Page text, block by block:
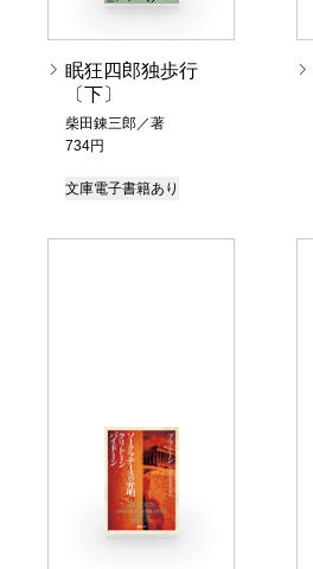
眠狂四郎独歩行
〔下〕
柴田錬三郎／著
734円
文庫電子書籍あり